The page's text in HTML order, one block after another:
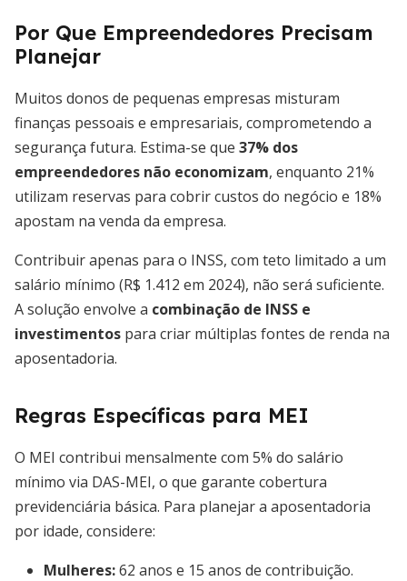
Por Que Empreendedores Precisam
Planejar
Muitos donos de pequenas empresas misturam
finanças pessoais e empresariais, comprometendo a
segurança futura. Estima-se que 37% dos
empreendedores não economizam, enquanto 21%
utilizam reservas para cobrir custos do negócio e 18%
apostam na venda da empresa.
Contribuir apenas para o INSS, com teto limitado a um
salário mínimo (R$ 1.412 em 2024), não será suficiente.
A solução envolve a combinação de INSS e
investimentos para criar múltiplas fontes de renda na
aposentadoria.
Regras Específicas para MEI
O MEI contribui mensalmente com 5% do salário
mínimo via DAS-MEI, o que garante cobertura
previdenciária básica. Para planejar a aposentadoria
por idade, considere:
Mulheres:62 anos e 15 anos de contribuição.